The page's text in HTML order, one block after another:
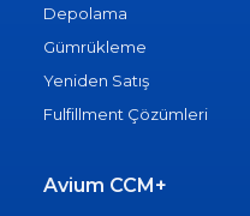
Depolama
Gümrükleme
Yeniden Satış
Fulfillment Çözümleri
Avium CCM+